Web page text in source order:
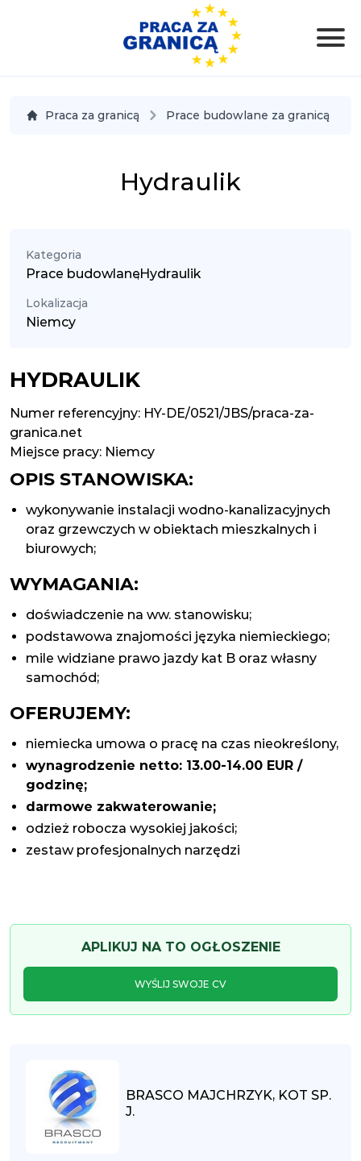
Praca za granicą Prace budowlane za granicą
Hydraulik
Kategoria
Prace budowlane,Hydraulik
Lokalizacja
Niemcy
HYDRAULIK
Numer referencyjny: HY-DE/0521/JBS/praca-za-
granica.net
Miejsce pracy: Niemcy
OPIS STANOWISKA:
wykonywanie instalacji wodno-kanalizacyjnych
oraz grzewczych w obiektach mieszkalnych i
biurowych;
WYMAGANIA:
doświadczenie na ww. stanowisku;
podstawowa znajomości języka niemieckiego;
mile widziane prawo jazdy kat B oraz własny
samochód;
OFERUJEMY:
niemiecka umowa o pracę na czas nieokreślony,
wynagrodzenie netto: 13.00-14.00 EUR /
godzinę;
darmowe zakwaterowanie;
odzież robocza wysokiej jakości;
zestaw profesjonalnych narzędzi
APLIKUJ NA TO OGŁOSZENIE
WYŚLIJ SWOJE CV
BRASCO MAJCHRZYK, KOT SP.
J.